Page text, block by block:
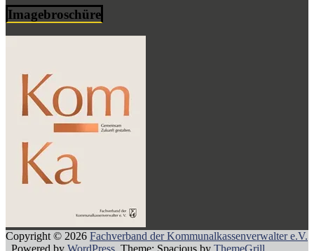
Imagebroschüre
Copyright © 2026 Fachverband der Kommunalkassenverwalter e.V.
. Powered by WordPress . Theme: Spacious by ThemeGrill